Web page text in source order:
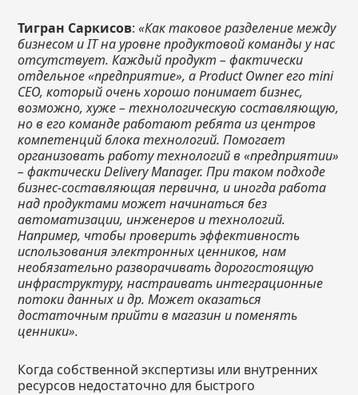
Тигран Саркисов:«Как таковое разделение между
бизнесом и IT на уровне продуктовой команды у нас
отсутствует. Каждый продукт – фактически
отдельное «предприятие», а Product Owner егоmini
CEO, который очень хорошо понимает бизнес,
возможно, хуже – технологическую составляющую,
но в его команде работают ребята из центров
компетенций блока технологий. Помогает
организовать работу технологий в «предприятии»
– фактически Delivery Manager. При таком подходе
бизнес-составляющая первична, и иногда работа
над продуктами может начинаться без
автоматизации, инженеров и технологий.
Например, чтобы проверить эффективность
использования электронных ценников, нам
необязательно разворачивать дорогостоящую
инфраструктуру, настраивать интеграционные
потоки данных и др. Может оказаться
достаточным прийти в магазин и поменять
ценники».
Когда собственной экспертизы или внутренних
ресурсов недостаточно для быстрого